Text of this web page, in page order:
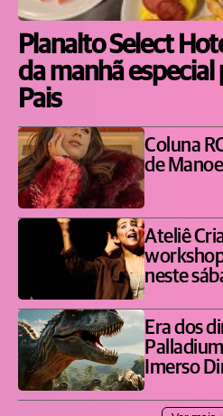
Planalto Select
da manhã especial
Pais
Coluna
de
Ateliê
neste
Era dos
Imerso